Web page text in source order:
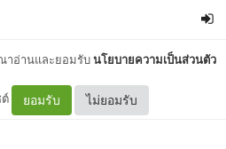
าอ่านและยอมรับนโยบายความเป็นส่วนตัว
ต์ ยอมรับ ไม่ยอมรับ